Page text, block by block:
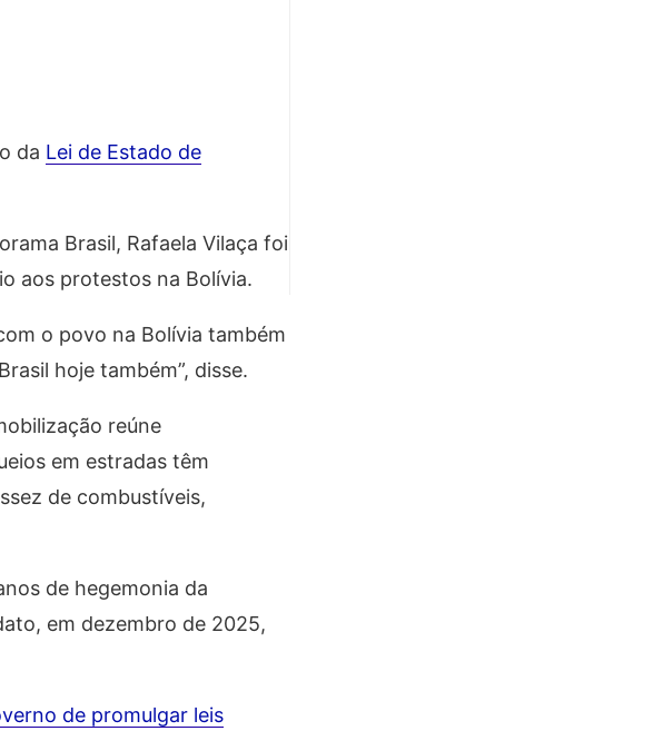
da Lei de Estado de
Brasil, Rafaela Vilaça foi
aos protestos na Bolívia.
o povo na Bolívia também
hoje também”, disse.
reúne
em estradas têm
de combustíveis,
de hegemonia da
em dezembro de 2025,
de promulgar leis